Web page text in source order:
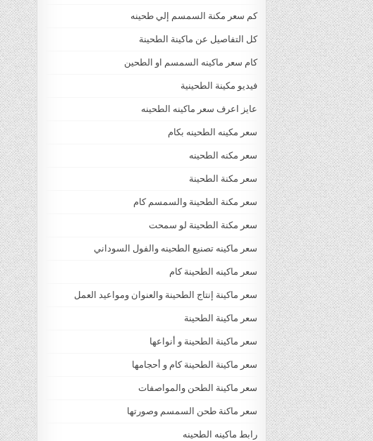
كم سعر مكنة السمسم إلي طحينه
كل التفاصيل عن ماكينة الطحينة
كام سعر ماكينه السمسم او الطحين
فيديو مكينة الطحينية
عايز اعرف سعر ماكينه الطحينه
سعر مكينه الطحينه بكام
سعر مكنه الطحينه
سعر مكنة الطحينة
سعر مكنة الطحينة والسمسم كام
سعر مكنة الطحينة لو سمحت
سعر ماكينه تصنيع الطحينه والفول السوداني
سعر ماكينه الطحينة كام
سعر ماكينة إنتاج الطحينة والعنوان ومواعيد العمل
سعر ماكينة الطحينة
سعر ماكينة الطحينة و أنواعها
سعر ماكينة الطحينة كام و أحجامها
سعر ماكينة الطحن والمواصفات
سعر ماكنة طحن السمسم وصورتها
رابط ماكينه الطحينه